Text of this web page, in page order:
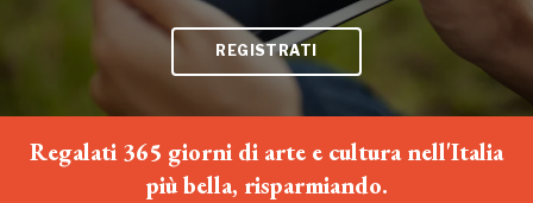
REGISTRATI
Regalati 365 giorni di arte e cultura nell'Italia
più bella, risparmiando.